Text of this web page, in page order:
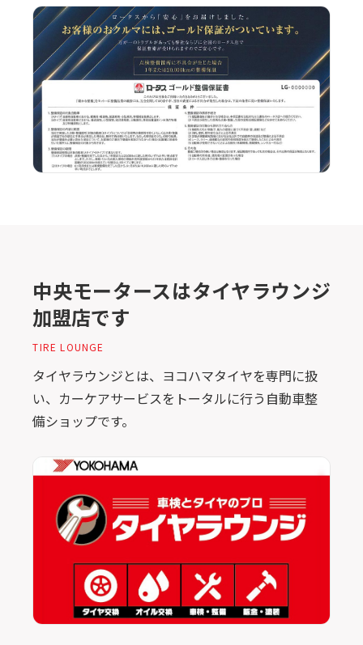
中央モータースはタイヤラウンジ
加盟店です
TIRE LOUNGE
タイヤラウンジとは、ヨコハマタイヤを専門に扱
い、カーケアサービスをトータルに行う自動車整
備ショップです。